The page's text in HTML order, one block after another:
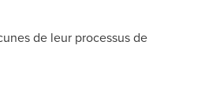
de leur processus de